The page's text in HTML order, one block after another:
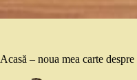
Acasă – noua mea carte